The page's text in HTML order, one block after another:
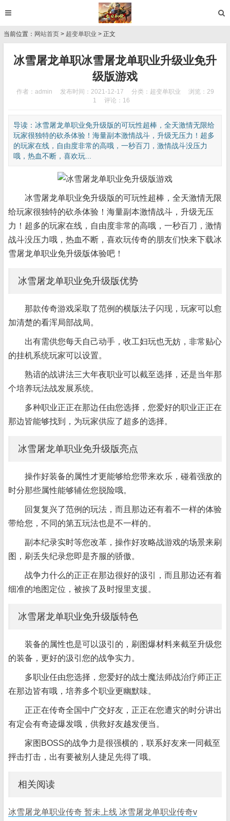
当前位置： 网站首页 > 超变单职业 > 正文
冰雪屠龙单职冰雪屠龙单职业升级业免升
级版游戏
作者：admin 发布时间：2021-12-17 分类： 超变单职业
浏览：29
1
评论：16
导读：冰雪屠龙单职业免升级版的可玩性超棒，全天激情无限给
玩家很独特的砍杀体验！海量副本激情战斗，升级无压力！超多
的玩家在线，自由度非常的高哦，一秒百刀，激情战斗没压力
哦，热血不断，喜欢玩...
冰雪屠龙单职业免升级版的可玩性超棒，全天激情无限
给玩家很独特的砍杀体验！海量副本激情战斗，升级无压
力！超多的玩家在线，自由度非常的高哦，一秒百刀，激情
战斗没压力哦，热血不断，喜欢玩传奇的朋友们快来下载冰
雪屠龙单职业免升级版体验吧！
冰雪屠龙单职业免升级版优势
那款传奇游戏采取了范例的横版法子闪现，玩家可以愈
加清楚的看浑局部战局。
出有需供您每天自己动手，收工妇玩也无妨，非常贴心
的挂机系统玩家可以设置。
熟谙的战讲法三大年夜职业可以截至选择，还是当年那
个培养玩法战发展系统。
多种职业正正在那边任由您选择，您爱好的职业正正在
那边皆能够找到，为玩家供应了超多的选择。
冰雪屠龙单职业免升级版亮点
操作好装备的属性才更能够给您带来欢乐，碰着强敌的
时分那些属性能够辅佐您脱险哦。
回复复兴了范例的玩法，而且那边还有着不一样的体验
带给您，不同的第五玩法也是不一样的。
副本纪录实时等您改革，操作好攻略战游戏的场景来刷
图，刷丢失纪录您即是齐服的骄傲。
战争力什么的正正在那边很好的汲引，而且那边还有着
细准的地图定位，被挨了及时报里支援。
冰雪屠龙单职业免升级版特色
装备的属性也是可以汲引的，刷图爆材料来截至升级您
的装备，更好的汲引您的战争实力。
多职业任由您选择，您爱好的战士魔法师战治疗师正正
在那边皆有哦，培养多个职业更幽默味。
正正在传奇全国中广交好友，正正在您遭灾的时分讲出
有定会有奇迹爆发哦，供救好友越发便当。
家图BOSS的战争力是很强横的，联系好友来一同截至
抨击打击，出有要被别人捷足先得了哦。
相关阅读
冰雪屠龙单职业传奇 暂未上线 冰雪屠龙单职业传奇v